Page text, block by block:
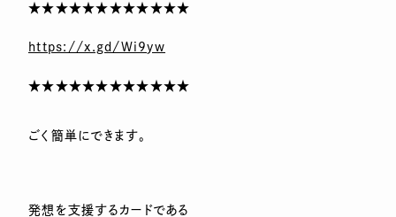
★★★★★★★★★★★★
https://x.gd/Wi9yw
★★★★★★★★★★★★
ごく簡単にできます。
発想を支援するカードである